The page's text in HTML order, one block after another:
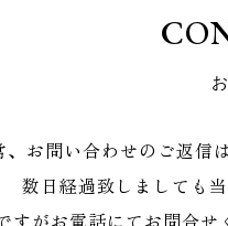
CO
お
、お問い合わせのご返信
数日経過致しましても
すがお電話にてお問合せ